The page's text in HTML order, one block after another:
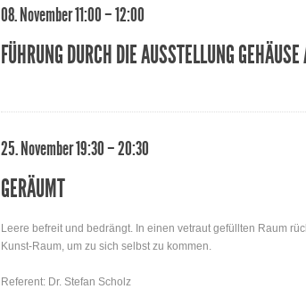
08. November 11:00 – 12:00
FÜHRUNG DURCH DIE AUSSTELLUNG
25. November 19:30 – 20:30
GERÄUMT
Leere befreit und bedrängt. In einen vetraut gefüllten Raum
Kunst-Raum, um zu sich selbst zu kommen.
Referent: Dr. Stefan Scholz